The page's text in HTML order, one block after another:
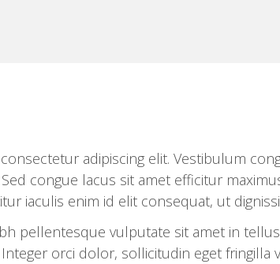
adipiscing elit. Vestibulum
congue lacus sit amet efficitur
iaculis enim id elit consequat, ut
pellentesque vulputate sit amet in
orci dolor, sollicitudin eget fringilla